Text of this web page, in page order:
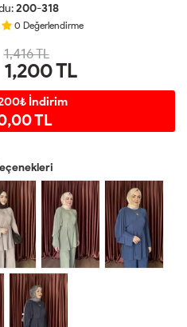
200-318
0 Değerlendirme
1,416 TL
1,200TL
İndirim
TL